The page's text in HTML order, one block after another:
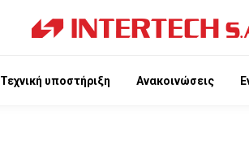
Τεχνική υποστήριξη Ανακοινώσεις